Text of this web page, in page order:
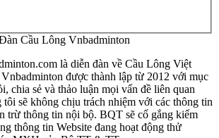
Cầu Lông Vnbadminton
là diễn đàn về Cầu Lông Việt
được thành lập từ 2012 với mục
chia sẻ và thảo luận mọi vấn đề liên quan
tôi sẽ không chịu trách nhiệm với các thông tin
trừ thông tin nội bộ. BQT sẽ cố gắng kiểm
thông tin Website đang hoạt động thử